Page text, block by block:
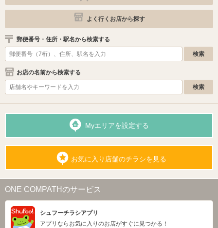
よく行くお店から探す
郵便番号・住所・駅名から検索する
お店の名前から検索する
Myエリアを設定する
お気に入り店舗のチラシを見る
ONE COMPATHのサービス
シュフーチラシアプリ
アプリならお気に入りのお店がすぐに見つかる！